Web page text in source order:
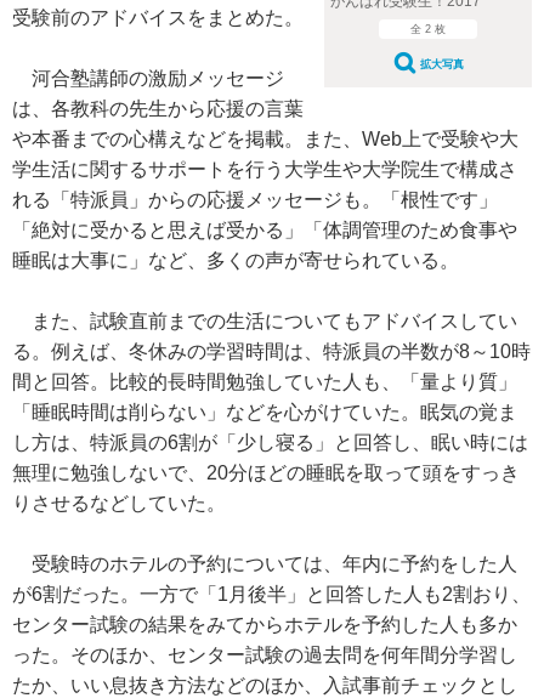
全 2 枚
拡大写真
受験前のアドバイスをまとめた。
河合塾講師の激励メッセージ
は、各教科の先生から応援の言葉
や本番までの心構えなどを掲載。また、Web上で受験や大
学生活に関するサポートを行う大学生や大学院生で構成さ
れる「特派員」からの応援メッセージも。「根性です」
「絶対に受かると思えば受かる」「体調管理のため食事や
睡眠は大事に」など、多くの声が寄せられている。
また、試験直前までの生活についてもアドバイスしてい
る。例えば、冬休みの学習時間は、特派員の半数が8～10時
間と回答。比較的長時間勉強していた人も、「量より質」
「睡眠時間は削らない」などを心がけていた。眠気の覚ま
し方は、特派員の6割が「少し寝る」と回答し、眠い時には
無理に勉強しないで、20分ほどの睡眠を取って頭をすっき
りさせるなどしていた。
受験時のホテルの予約については、年内に予約をした人
が6割だった。一方で「1月後半」と回答した人も2割おり、
センター試験の結果をみてからホテルを予約した人も多か
った。そのほか、センター試験の過去問を何年間分学習し
たか、いい息抜き方法などのほか、入試事前チェックとし